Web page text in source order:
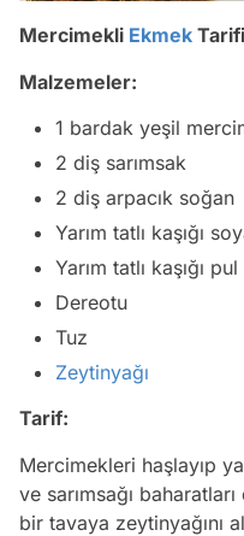
Mercimekli Ekmek Tarifi
Malzemeler:
1 bardak yeşil
2 diş sarımsak
2 diş arpacık soğan
Yarım tatlı kaşığı
Yarım tatlı kaşığı
Dereotu
Tuz
Zeytinyağı
Tarif:
Mercimekleri haşlayıp
ve sarımsağı
bir tavaya zeytinyağını